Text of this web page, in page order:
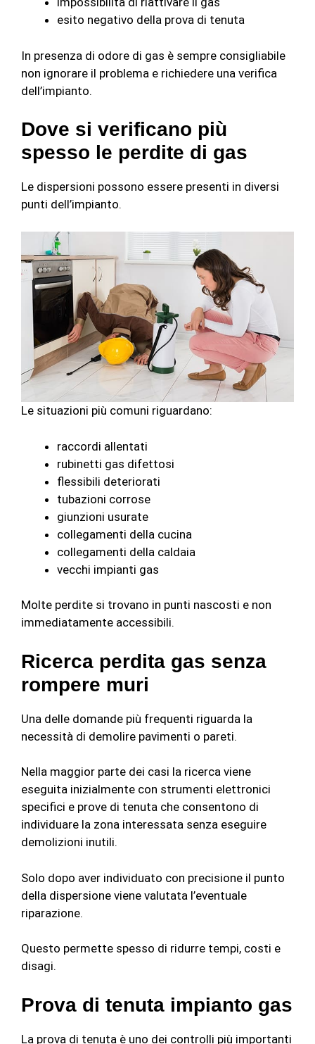
esito negativo della prova di tenuta
In presenza di odore di gas è sempre consigliabile
non ignorare il problema e richiedere una verifica
dell’impianto.
Dove si verificano più
spesso le perdite di gas
Le dispersioni possono essere presenti in diversi
punti dell’impianto.
Le situazioni più comuni riguardano:
raccordi allentati
rubinetti gas difettosi
flessibili deteriorati
tubazioni corrose
giunzioni usurate
collegamenti della cucina
collegamenti della caldaia
vecchi impianti gas
Molte perdite si trovano in punti nascosti e non
immediatamente accessibili.
Ricerca perdita gas senza
rompere muri
Una delle domande più frequenti riguarda la
necessità di demolire pavimenti o pareti.
Nella maggior parte dei casi la ricerca viene
eseguita inizialmente con strumenti elettronici
specifici e prove di tenuta che consentono di
individuare la zona interessata senza eseguire
demolizioni inutili.
Solo dopo aver individuato con precisione il punto
della dispersione viene valutata l’eventuale
riparazione.
Questo permette spesso di ridurre tempi, costi e
disagi.
Prova di tenuta impianto gas
La prova di tenuta è uno dei controlli più importanti